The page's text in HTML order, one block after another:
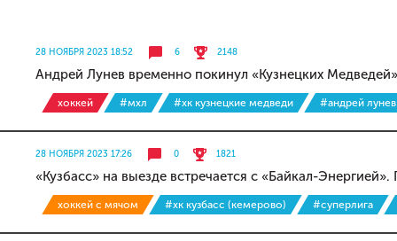
28 НОЯБРЯ 2023 18:52 6 2148
Андрей Лунев временно покинул «Кузнецких Медведей»
хоккей #мхл #хк кузнецкие медведи #андрей лунев
28 НОЯБРЯ 2023 17:26 0 1821
«Кузбасс» на выезде встречается с «Байкал-
хоккей с мячом #хк кузбасс (кемерово) #суперлига